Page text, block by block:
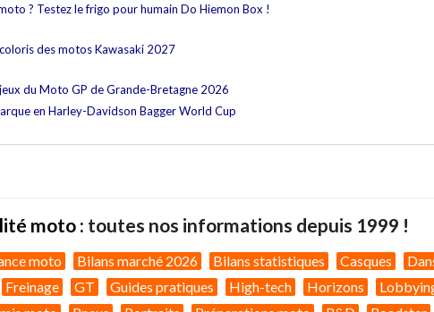
? Testez le frigo pour humain Do Hiemon Box !
des motos Kawasaki 2027
du Moto GP de Grande-Bretagne 2026
en Harley-Davidson Bagger World Cup
moto : toutes nos informations depuis 1999 !
moto Bilans marché 2026 Bilans statistiques Casques
Freinage GT Guides pratiques High-tech Horizons